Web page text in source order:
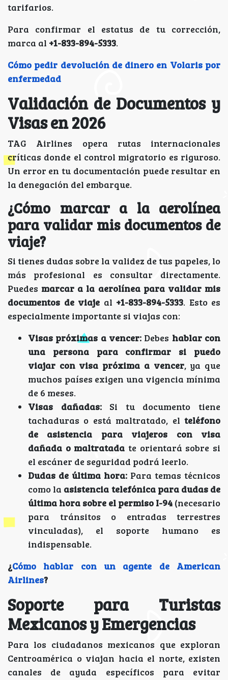
tarifarios.
Para confirmar el estatus de tu corrección,
marca al +1-833-894-5333.
Cómo pedir devolución de dinero en Volaris por
enfermedad
Validación de Documentos y
Visas en 2026
TAG Airlines opera rutas internacionales
críticas donde el control migratorio es riguroso.
Un error en tu documentación puede resultar en
la denegación del embarque.
¿Cómo marcar a la aerolínea
para validar mis documentos de
viaje?
Si tienes dudas sobre la validez de tus papeles, lo
más profesional es consultar directamente.
Puedes marcar a la aerolínea para validar mis
documentos de viaje al +1-833-894-5333. Esto es
especialmente importante si viajas con:
Visas próximas a vencer: Debes hablar con
una persona para confirmar si puedo
viajar con visa próxima a vencer, ya que
muchos países exigen una vigencia mínima
de 6 meses.
Visas dañadas:Si tu documento tiene
tachaduras o está maltratado, el teléfono
de asistencia para viajeros con visa
dañada o maltratada te orientará sobre si
el escáner de seguridad podrá leerlo.
Dudas de última hora: Para temas técnicos
como la asistencia telefónica para dudas de
última hora sobre el permiso I-94 (necesario
para tránsitos o entradas terrestres
vinculadas), el soporte humano es
indispensable.
¿Cómo hablar con un agente de American
Airlines?
Soporte para Turistas
Mexicanos y Emergencias
Para los ciudadanos mexicanos que exploran
Centroamérica o viajan hacia el norte, existen
canales de ayuda específicos para evitar